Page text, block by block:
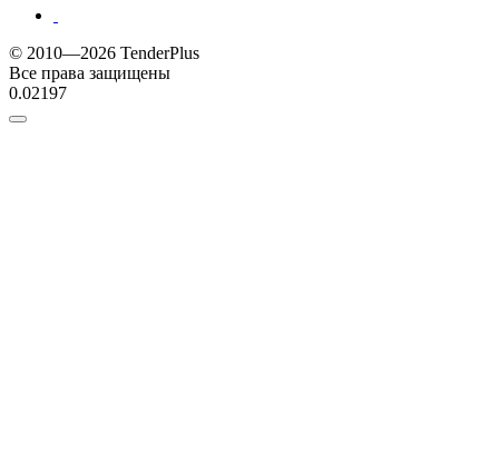
© 2010—2026 TenderPlus
Все права защищены
0.02197